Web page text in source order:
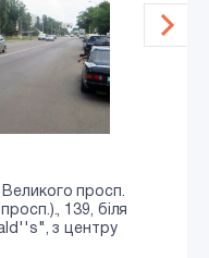
просп.
139, біля
з центру